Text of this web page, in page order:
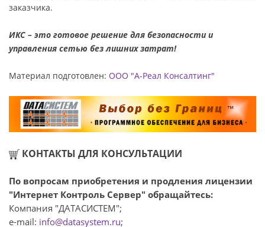
заказчика.
ИКС – это готовое решение для безопасности и
управления сетью без лишних затрат!
Материал подготовлен: ООО "А-Реал Консалтинг"
КОНТАКТЫ ДЛЯ КОНСУЛЬТАЦИИ
По вопросам приобретения и продления лицензии
"Интернет Контроль Сервер" обращайтесь:
Компания "ДАТАСИСТЕМ";
e-mail: info@datasystem.ru;